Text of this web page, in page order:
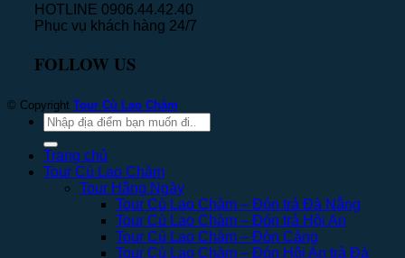
HOTLINE 0906.44.42.40
Phục vụ khách hàng 24/7
FOLLOW US
© Copyright Tour Cù Lao Chàm
Tìm
kiếm:
Trang chủ
Tour Cù Lao Chàm
Tour Hằng Ngày
Tour Cù Lao Chàm – Đón trả Đà Nẵng
Tour Cù Lao Chàm – Đón trả Hội An
Tour Cù Lao Chàm – Đón Cảng
Tour Cù Lao Chàm – Đón Hội An trả Đà